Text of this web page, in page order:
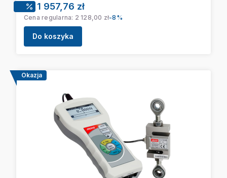
Cena promocyjna
1 957,76 zł
Cena regularna: 2 128,00 zł-8%
Do koszyka
Okazja